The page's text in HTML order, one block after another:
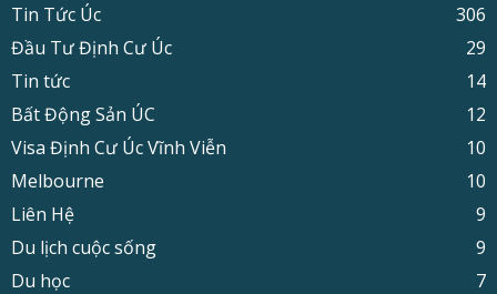
Tin Tức Úc
306
Đầu Tư Định Cư Úc
29
Tin tức
14
Bất Động Sản ÚC
12
Visa Định Cư Úc Vĩnh Viễn
10
Melbourne
10
Liên Hệ
9
Du lịch cuộc sống
9
Du học
7